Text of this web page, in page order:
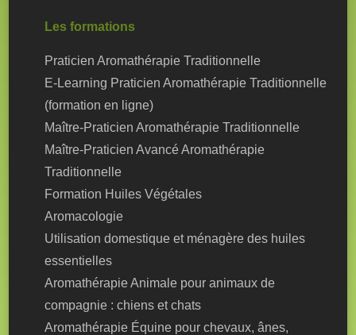
Les formations
Praticien Aromathérapie Traditionnelle
E-Learning Praticien Aromathérapie Traditionnelle
(formation en ligne)
Maître-Praticien Aromathérapie Traditionnelle
Maître-Praticien Avancé Aromathérapie
Traditionnelle
Formation Huiles Végétales
Aromacologie
Utilisation domestique et ménagère des huiles
essentielles
Aromathérapie Animale pour animaux de
compagnie : chiens et chats
Aromathérapie Équine pour chevaux, ânes,